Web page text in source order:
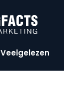
Veelgelezen